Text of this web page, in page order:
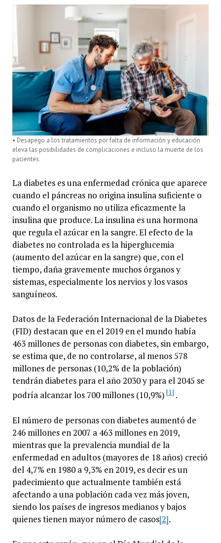
• Desapego a los tratamientos por falta de información y educación
eleva las posibilidades de complicaciones e incluso la muerte de los
pacientes.
La diabetes es una enfermedad crónica que aparece
cuando el páncreas no origina insulina suficiente o
cuando el organismo no utiliza eficazmente la
insulina que produce. La insulina es una hormona
que regula el azúcar en la sangre. El efecto de la
diabetes no controlada es la hiperglucemia
(aumento del azúcar en la sangre) que, con el
tiempo, daña gravemente muchos órganos y
sistemas, especialmente los nervios y los vasos
sanguíneos.
Datos de la Federación Internacional de la Diabetes
(FID) destacan que en el 2019 en el mundo había
463 millones de personas con diabetes, sin embargo,
se estima que, de no controlarse, al menos 578
millones de personas (10,2% de la población)
tendrán diabetes para el año 2030 y para el 2045 se
podría alcanzar los 700 millones (10,9%) [1] .
El número de personas con diabetes aumentó de
246 millones en 2007 a 463 millones en 2019,
mientras que la prevalencia mundial de la
enfermedad en adultos (mayores de 18 años) creció
del 4,7% en 1980 a 9,3% en 2019, es decir es un
padecimiento que actualmente también está
afectando a una población cada vez más joven,
siendo los países de ingresos medianos y bajos
quienes tienen mayor número de casos[2].